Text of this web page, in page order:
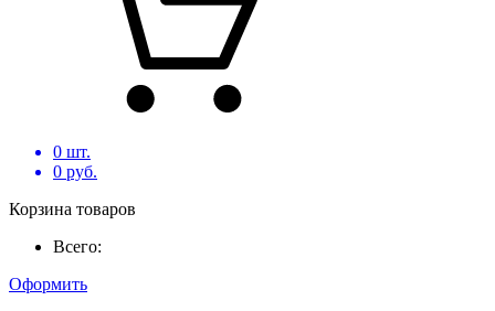
0 шт.
0 руб.
Корзина товаров
Всего:
Оформить